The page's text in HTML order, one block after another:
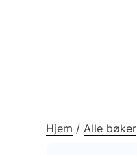
Hjem /Alle bøker